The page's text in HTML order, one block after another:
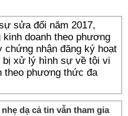
sửa đổi năm 2017,
doanh theo phương
nhận đăng ký hoạt
bị xử lý hình sự về tội vi
theo phương thức đa
dạ cả tin vẫn tham gia